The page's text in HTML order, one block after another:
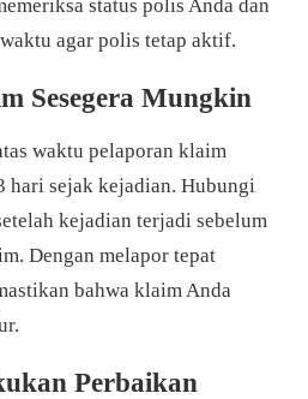
status polis Anda dan
agar polis tetap aktif.
Sesegera Mungkin
waktu pelaporan klaim
hari sejak kejadian. Hubungi
kejadian terjadi sebelum
Dengan melapor tepat
bahwa klaim Anda
Perbaikan